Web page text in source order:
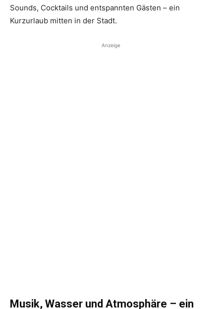
Sounds, Cocktails und entspannten Gästen – ein
Kurzurlaub mitten in der Stadt.
Anzeige
Musik, Wasser und Atmosphäre – ein